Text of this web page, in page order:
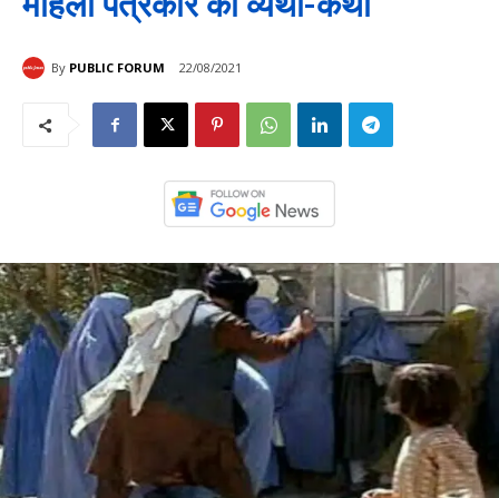
By PUBLIC FORUM 22/08/2021